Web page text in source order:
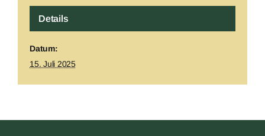
Details
Datum:
15. Juli 2025